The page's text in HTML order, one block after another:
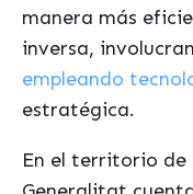
manera más
inversa,
empleando
estratégica.
En el territorio de